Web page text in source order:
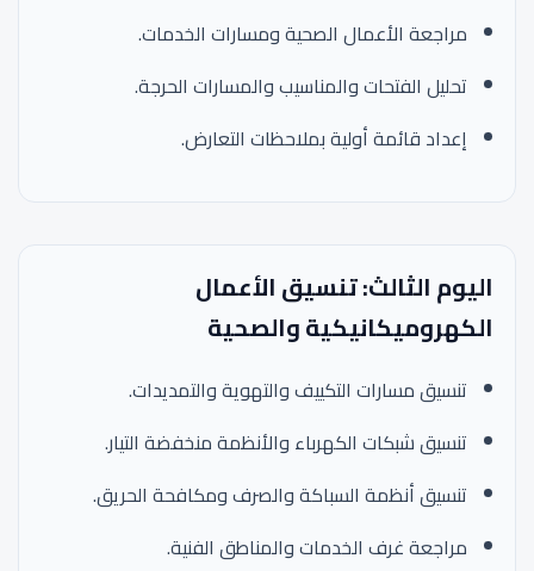
مراجعة الأعمال الصحية ومسارات الخدمات.
تحليل الفتحات والمناسيب والمسارات الحرجة.
إعداد قائمة أولية بملاحظات التعارض.
اليوم الثالث: تنسيق الأعمال
الكهروميكانيكية والصحية
تنسيق مسارات التكييف والتهوية والتمديدات.
تنسيق شبكات الكهرباء والأنظمة منخفضة التيار.
تنسيق أنظمة السباكة والصرف ومكافحة الحريق.
مراجعة غرف الخدمات والمناطق الفنية.